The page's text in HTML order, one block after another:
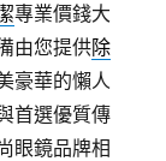
專業價錢大
由您提供除
豪華的懶人
首選優質傳
眼鏡品牌相